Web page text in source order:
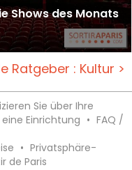
Shows des Monats
Ratgeber : Kultur >
Sie über Ihre
Einrichtung • FAQ /
• Privatsphäre-
de Paris